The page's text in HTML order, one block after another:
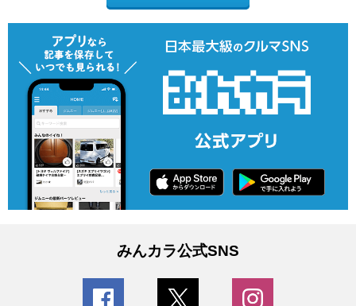
みんカラ公式SNS